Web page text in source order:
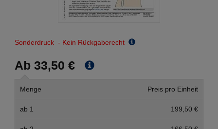
Sonderdruck - Kein Rückgaberecht
Ab 33,50 €
Menge Preis pro Einheit
ab 1 199,50 €